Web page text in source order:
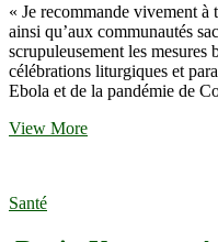
« Je recommande vivement à
ainsi qu’aux communautés
scrupuleusement les mesures
célébrations liturgiques et
Ebola et de la pandémie de
View MoreMpox
Santé